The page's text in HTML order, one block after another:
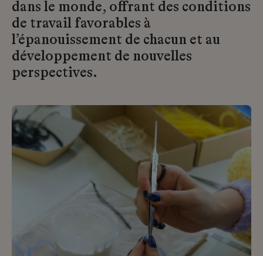
dans le monde, offrant des conditions
de travail favorables à
l’épanouissement de chacun et au
développement de nouvelles
perspectives.